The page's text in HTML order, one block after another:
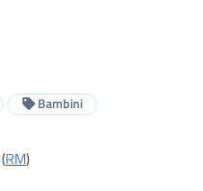
Bambini
(RM)